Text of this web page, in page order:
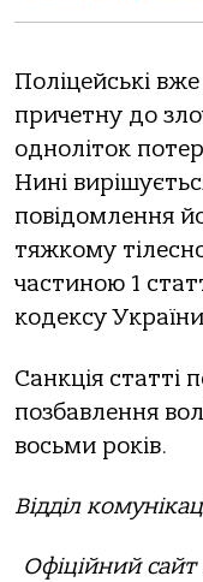
Поліцейські
причетну до
одноліток
Нині
повідомлення
тяжкому
частиною 1
кодексу
Санкція статті
позбавлення
восьми років.
Відділ
Офіційний сайт